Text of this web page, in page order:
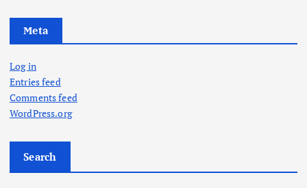
Meta
Log in
Entries feed
Comments feed
WordPress.org
Search